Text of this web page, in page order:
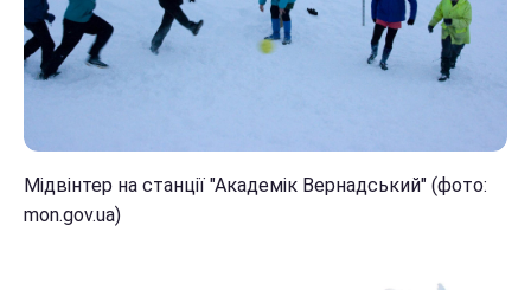
Мідвінтер на станції "Академік Вернадський" (фото:
mon.gov.ua)